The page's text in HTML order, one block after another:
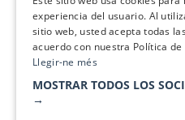
Comunicaciones
Anuncia’t
Quiero recibir la
experiencia del usuario. Al
sitio web, usted acepta todas
acuerdo con nuestra Política de
Llegir-ne més
MOSTRAR TODOS LOS
→